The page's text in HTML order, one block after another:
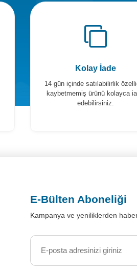
Kolay İade
14 gün içinde satılabilirlik
kaybetmemiş ürünü kolayca
edebilirsiniz.
E-Bülten Aboneliği
Kampanya ve yeniliklerden